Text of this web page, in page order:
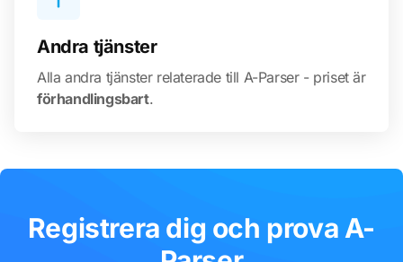
Andra tjänster
Alla andra tjänster relaterade till A-Parser - priset är
förhandlingsbart.
Registrera dig och prova A-